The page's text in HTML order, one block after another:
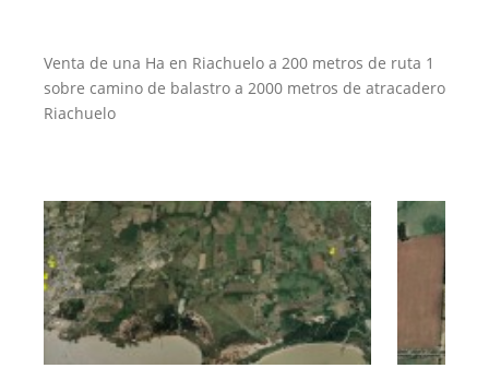
Venta de una Ha en Riachuelo a 200 metros de ruta 1
sobre camino de balastro a 2000 metros de atracadero
Riachuelo